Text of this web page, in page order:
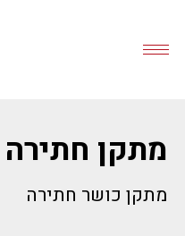
מתקן חתירה
מתקן כושר חתירה